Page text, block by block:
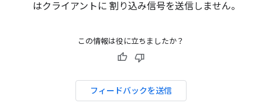
はクライアントに 割り込み信号を送信しません。
この情報は役に立ちましたか？
フィードバックを送信